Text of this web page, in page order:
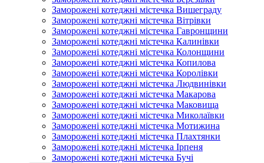
Заморожені котеджні містечка Вишеграду
Заморожені котеджні містечка Вітрівки
Заморожені котеджні містечка Гавронщини
Заморожені котеджні містечка Калинівки
Заморожені котеджні містечка Колонщини
Заморожені котеджні містечка Копилова
Заморожені котеджні містечка Королівки
Заморожені котеджні містечка Людвинівки
Заморожені котеджні містечка Макарова
Заморожені котеджні містечка Маковища
Заморожені котеджні містечка Миколаївки
Заморожені котеджні містечка Мотижина
Заморожені котеджні містечка Плахтянки
Заморожені котеджні містечка Ірпеня
Заморожені котеджні містечка Бучі